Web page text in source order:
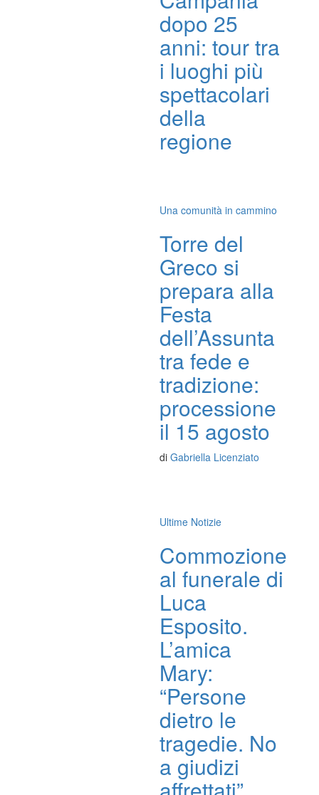
dopo 25
anni: tour tra
i luoghi più
spettacolari
della
regione
Una comunità in cammino
Torre del
Greco si
prepara alla
Festa
dell’Assunta
tra fede e
tradizione:
processione
il 15 agosto
di Gabriella Licenziato
Ultime Notizie
Commozione
al funerale di
Luca
Esposito.
L’amica
Mary:
“Persone
dietro le
tragedie. No
a giudizi